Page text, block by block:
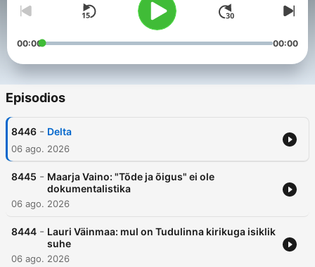
00:00 00:00
Episodios
8446 - Delta
06 ago. 2026
8445 - Maarja Vaino: "Tõde ja õigus" ei ole
dokumentalistika
06 ago. 2026
8444 - Lauri Väinmaa: mul on Tudulinna kirikuga isiklik
suhe
06 ago. 2026